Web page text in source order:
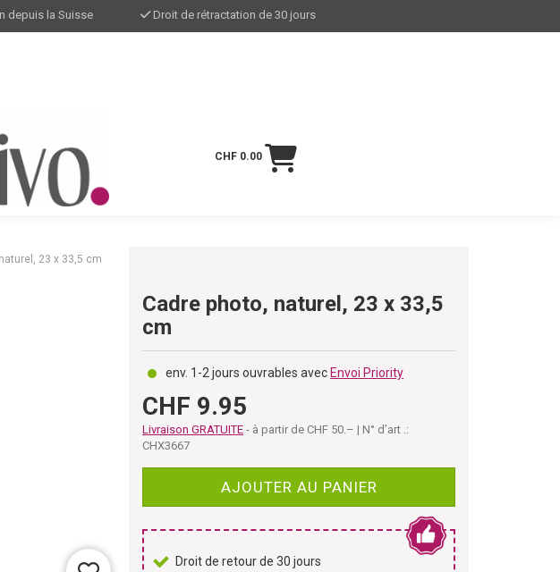
depuis la Suisse Droit de rétractation de 30 jours
CHF 0.00
23 x 33,5 cm
Cadre photo, naturel, 23 x 33,5
cm
env. 1-2 jours ouvrables avec Envoi Priority
CHF 9.95
Livraison GRATUITE - à partir de CHF 50.– | N° d’art .:
CHX3667
AJOUTER AU PANIER
Droit de retour de 30 jours